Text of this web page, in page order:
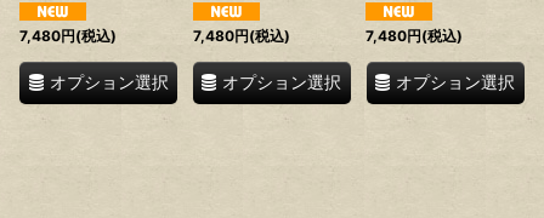
7,480円(税込)
オプション選択
7,480円(税込)
オプション選択
7,480円(税込)
オプション選択